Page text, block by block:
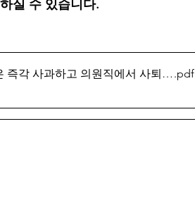
실 수 있습니다.
즉각 사과하고 의원직에서 사퇴하라.pdf